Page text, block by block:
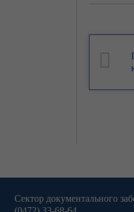
Сектор документального